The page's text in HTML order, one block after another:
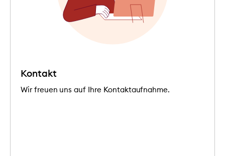
Kontakt
Wir freuen uns auf Ihre Kontaktaufnahme.